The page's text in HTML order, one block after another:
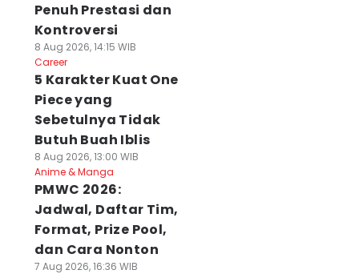
Penuh Prestasi dan
Kontroversi
8 Aug 2026, 14:15 WIB
Career
5 Karakter Kuat One
Piece yang
Sebetulnya Tidak
Butuh Buah Iblis
8 Aug 2026, 13:00 WIB
Anime & Manga
PMWC 2026:
Jadwal, Daftar Tim,
Format, Prize Pool,
dan Cara Nonton
7 Aug 2026, 16:36 WIB